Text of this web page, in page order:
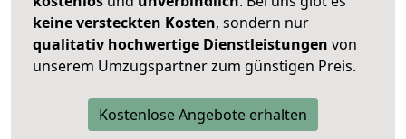
keine versteckten Kosten, sondern nur
qualitativ hochwertige Dienstleistungen von
unserem Umzugspartner zum günstigen Preis.
Kostenlose Angebote erhalten